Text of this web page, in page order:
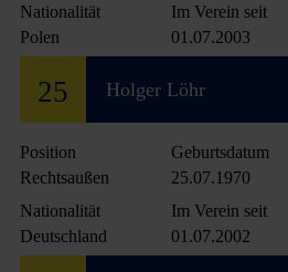
Nationalität
Polen
Im Verein seit
01.07.2003
25 Holger Löhr
Position
Rechtsaußen
Geburtsdatum
25.07.1970
Nationalität
Deutschland
Im Verein seit
01.07.2002